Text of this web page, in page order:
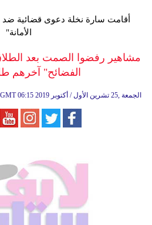
أقامت سارة نخلة دعوى قضائية ضد
الأمانة"
مشاهير رفضوا الصمت بعد
الفضائح" آخرهم
GMT 06:15 2019 الجمعة ,25 تشرين الأول / أكتوبر